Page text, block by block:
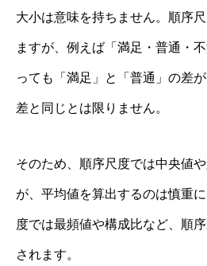
大小は意味を持ちません。順序
ますが、例えば「満足・普通・
っても「満足」と「普通」の差
差と同じとは限りません。
そのため、順序尺度では中央値
が、平均値を算出するのは慎重
度では最頻値や構成比など、順
されます。